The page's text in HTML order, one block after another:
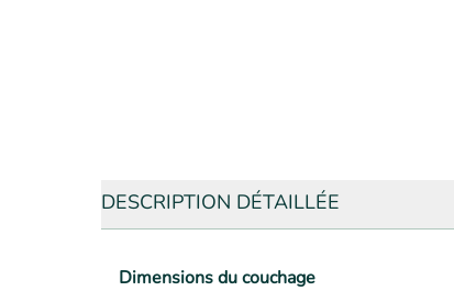
DESCRIPTION DÉTAILLÉE
Dimensions du couchage